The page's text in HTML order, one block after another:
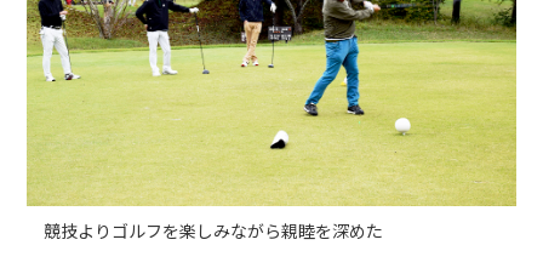
競技よりゴルフを楽しみながら親睦を深めた